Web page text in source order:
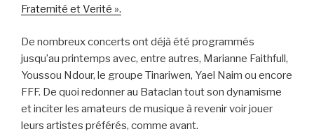
Fraternité et Verité ».
De nombreux concerts ont déjà été programmés
jusqu’au printemps avec, entre autres, Marianne Faithfull,
Youssou Ndour, le groupe Tinariwen, Yael Naim ou encore
FFF. De quoi redonner au Bataclan tout son dynamisme
et inciter les amateurs de musique à revenir voir jouer
leurs artistes préférés, comme avant.